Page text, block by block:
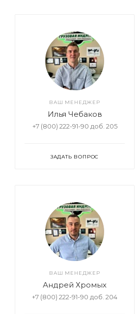
ВАШ МЕНЕДЖЕР
Илья Чебаков
+7 (800) 222-91-90 доб. 205
ЗАДАТЬ ВОПРОС
ВАШ МЕНЕДЖЕР
Андрей Хромых
+7 (800) 222-91-90 доб. 204